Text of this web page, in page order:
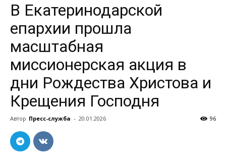
В Екатеринодарской
епархии прошла
масштабная
миссионерская акция в
дни Рождества Христова и
Крещения Господня
Автор Пресс-служба - 20.01.2026 96